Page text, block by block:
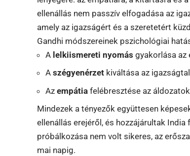
ellenállás nem passzív elfogadása az
amely az igazságért és a szeretetért
Gandhi módszereinek pszichológiai
A lelkiismereti nyomás gyakorlása az
Aszégyenérzet kiváltása az
Azempátia felébresztése az
Mindezek a tényezők együttesen
ellenállás erejéről, és hozzájárultak
próbálkozása nem volt sikeres, az
mai napig.